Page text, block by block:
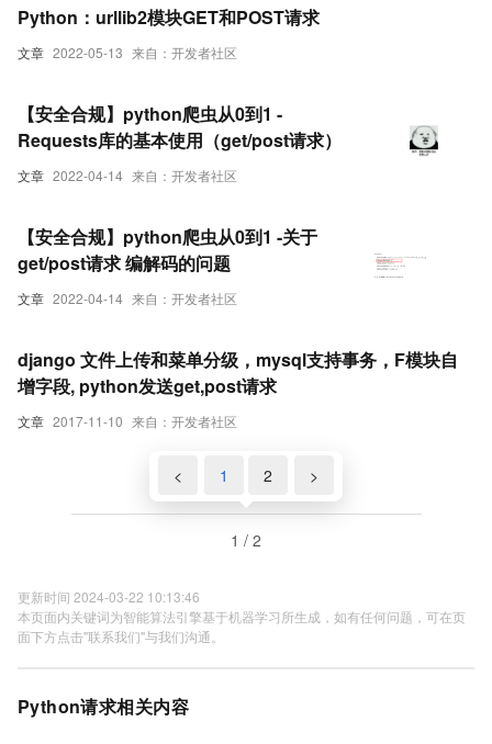
文章 2022-05-13 来自：开发者社区
Python：urllib2模块GET和POST请求
文章 2022-04-14 来自：开发者社区
【安全合规】python爬虫从0到1 -
Requests库的基本使用（get/post请求）
文章 2022-04-14 来自：开发者社区
【安全合规】python爬虫从0到1 -关于
get/post请求 编解码的问题
文章 2017-11-10 来自：开发者社区
django 文件上传和菜单分级，mysql支持事务，F模块自
增字段, python发送get,post请求
< 1 2 >
1 / 2
更新时间 2024-03-22 10:13:46
本页面内关键词为智能算法引擎基于机器学习所生成，如有任何问题，可在页
面下方点击"联系我们"与我们沟通。
Python请求相关内容